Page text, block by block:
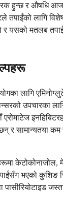
हुन्छ र औषधि आज
तपाईंको लागि
यसको मतलब
लागि
उपचारका
र सामान्यतया
केटोकोनाजोल,
भएको कुशिङ
पासीरियोटाइड